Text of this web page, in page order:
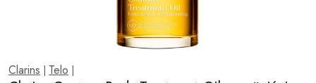
Clarins Telo